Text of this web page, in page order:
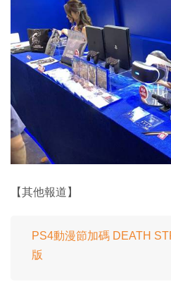
【其他報道】
PS4動漫節加碼 DEATH
版